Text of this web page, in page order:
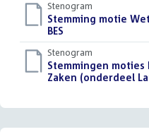
Stenogram
Download
bestand:
Stemming motie
BES
Stenogram
Download
bestand:
Stemmingen moties
Zaken (onderdeel